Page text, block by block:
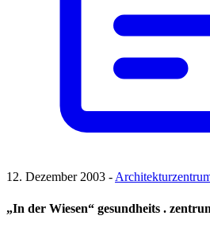
12. Dezember 2003 -
„In der Wiesen“ gesundheits .